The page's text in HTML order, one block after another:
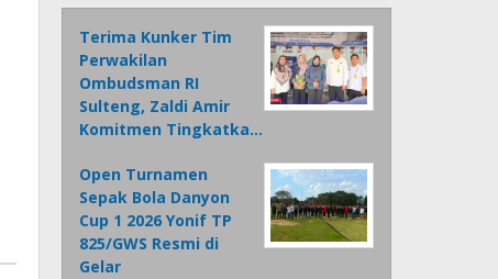
Terima Kunker Tim
Perwakilan
Ombudsman RI
Sulteng, Zaldi Amir
Komitmen Tingkatka…
Open Turnamen
Sepak Bola Danyon
Cup 1 2026 Yonif TP
825/GWS Resmi di
Gelar